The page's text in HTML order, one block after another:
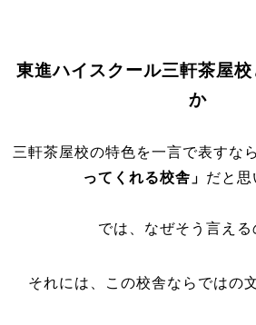
東進ハイスクール三軒茶屋
か
三軒茶屋校の特色を一言で表すなら
ってくれる校舎」 だと思
では、なぜそう言える
それには、この校舎ならではの